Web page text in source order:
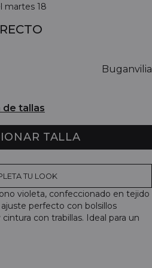
martes 18
Buganvilia
de tallas
TALLA
TU LOOK
violeta, confeccionado en tejido
perfecto con bolsillos
con trabillas. Ideal para un